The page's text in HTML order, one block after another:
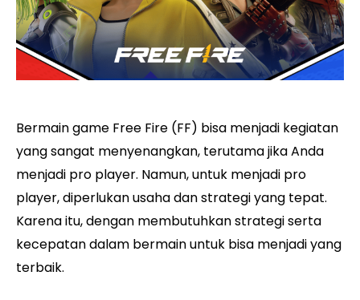
Bermain game Free Fire (FF) bisa menjadi kegiatan
yang sangat menyenangkan, terutama jika Anda
menjadi pro player. Namun, untuk menjadi pro
player, diperlukan usaha dan strategi yang tepat.
Karena itu, dengan membutuhkan strategi serta
kecepatan dalam bermain untuk bisa menjadi yang
terbaik.